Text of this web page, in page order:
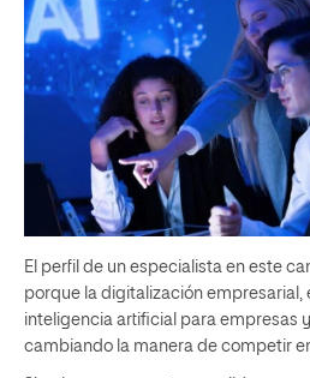
El perfil de un especialista en este
porque la digitalización empresarial,
inteligencia artificial para empresas
cambiando la manera de competir